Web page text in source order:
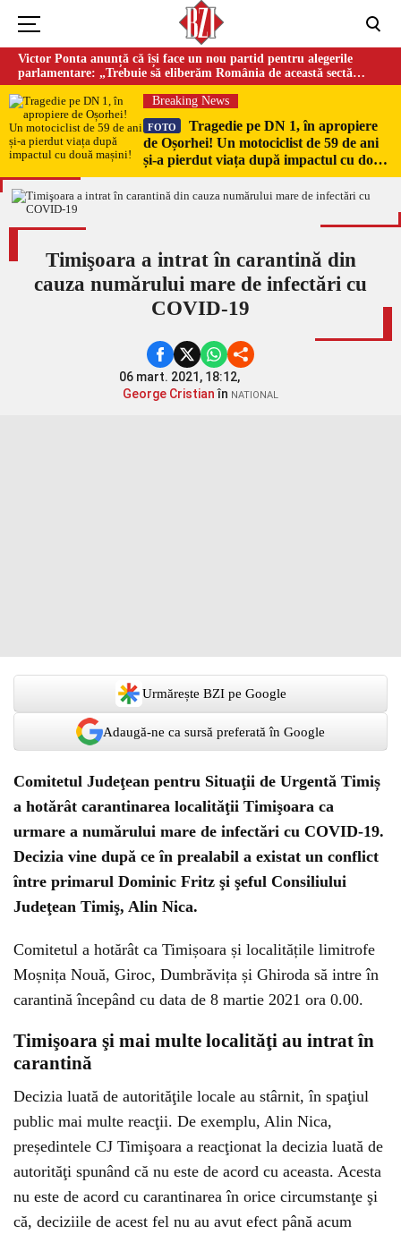
Victor Ponta anunță că își face un nou partid pentru alegerile
parlamentare: „Trebuie să eliberăm România de această sectă
globalistă”
Breaking News
FOTO
Tragedie pe DN 1, în apropiere
de Oșorhei! Un motociclist de 59 de ani
și-a pierdut viața după impactul cu două
mașini!
Timişoara a intrat în carantină din
cauza numărului mare de infectări cu
COVID-19
06 mart. 2021, 18:12,
George Cristianîn NATIONAL
Urmărește BZI pe Google
Adaugă-ne ca sursă preferată în Google
Comitetul Judeţean pentru Situaţii de Urgentă Timiș
a hotărât carantinarea localităţii Timişoara ca
urmare a numărului mare de infectări cu COVID-19.
Decizia vine după ce în prealabil a existat un conflict
între primarul Dominic Fritz şi şeful Consiliului
Judeţean Timiş, Alin Nica.
Comitetul a hotărât ca Timișoara și localitățile limitrofe
Moșnița Nouă, Giroc, Dumbrăvița și Ghiroda să intre în
carantină începând cu data de 8 martie 2021 ora 0.00.
Timişoara şi mai multe localităţi au intrat în
carantină
Decizia luată de autorităţile locale au stârnit, în spaţiul
public mai multe reacţii. De exemplu, Alin Nica,
președintele CJ Timişoara a reacţionat la decizia luată de
autorităţi spunând că nu este de acord cu aceasta. Acesta
nu este de acord cu carantinarea în orice circumstanţe şi
că, deciziile de acest fel nu au avut efect până acum